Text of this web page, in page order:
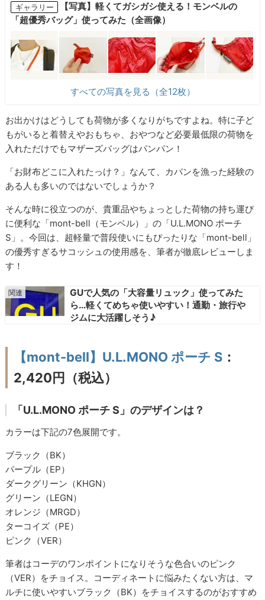
ギャラリー
【写真】軽くてガシガシ使える！モンベルの
「超優秀バッグ」使ってみた（全画像）
すべての写真を見る（全12枚）
お出かけはどうしても荷物が多くなりがちですよね。特に子ど
もがいると着替えやおもちゃ、おやつなど必要最低限の荷物を
入れただけでもマザーズバッグはパンパン！
「お財布どこに入れたっけ？」なんて、カバンを漁った経験の
ある人も多いのではないでしょうか？
そんな時に役立つのが、貴重品やちょっとした荷物の持ち運び
に便利な「mont-bell（モンベル）」の「U.L.MONO ポーチ
S」。今回は、超軽量で普段使いにもぴったりな「mont-bell」
の優秀すぎるサコッシュの使用感を、筆者が徹底レビューしま
す！
GUで人気の「大容量リュック」使ってみた
ら…軽くてめちゃ使いやすい！通勤・旅行や
ジムに大活躍しそう♪
【mont-bell】U.L.MONO ポーチ S ：
2,420円（税込）
「U.L.MONO ポーチ S」のデザインは？
カラーは下記の7色展開です。
ブラック（BK）
パープル（EP）
ダークグリーン（KHGN）
グリーン（LEGN）
オレンジ（MRGD）
ターコイズ（PE）
ピンク（VER）
筆者はコーデのワンポイントになりそうな色合いのピンク
（VER）をチョイス。コーディネートに悩みたくない方は、マ
ルチに使いやすいブラック（BK）をチョイスするのがおすすめ